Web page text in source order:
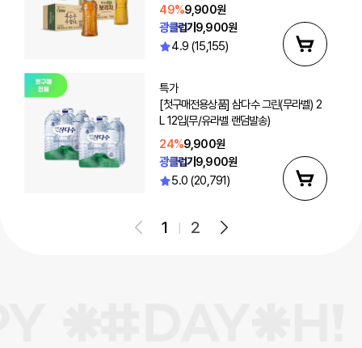
49%9,900원
광클럽가9,900원
4.9 (15,155)
특가
[첫구매전용상품] 삼다수 그린(무라벨) 2
L 12입(무/유라벨 랜덤발송)
24%9,900원
광클럽가9,900원
5.0 (20,791)
1 2